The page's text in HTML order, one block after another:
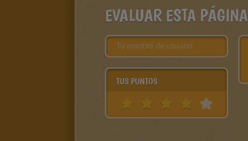
EVALUAR ESTA PÁGINA
TUS PUNTOS